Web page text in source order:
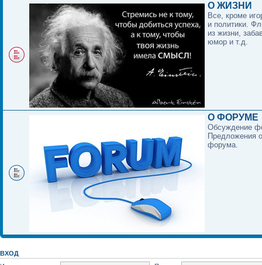
О ЖИЗНИ
Все, кроме
и политики.
из жизни,
юмор и т.д.
О ФОРУМЕ
Обсуждение
Предложения
форума.
ВХОД